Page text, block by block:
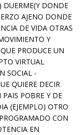
DUERME(Y DONDE
AJENO DONDE
DE VIDA OTRAS
Y
PRODUCE UN
VIRTUAL
SOCIAL -
QUIERE DECIR
POBRE Y DE
(EJEMPLO) OTRO
CON
EN